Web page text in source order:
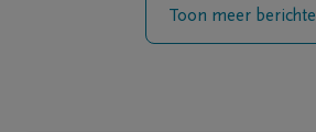
Toon meer